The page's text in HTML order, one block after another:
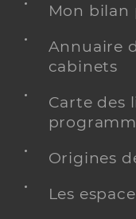
Mon bilan
Annuaire
cabinets
Carte des
Origines
Les